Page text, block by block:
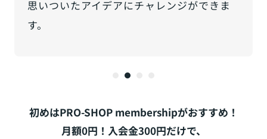
思いついたアイデアにチャレンジができま
す。
初めはPRO-SHOP membershipがおすすめ！
月額0円！入会金300円だけで、